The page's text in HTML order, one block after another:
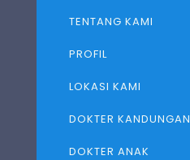
TENTANG KAMI
PROFIL
LOKASI KAMI
DOKTER KANDUNGAN
DOKTER ANAK